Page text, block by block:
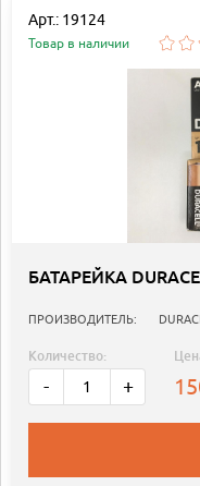
Арт.: 19124
Товар в наличии
БАТАРЕЙКА
ПРОИЗВОДИТЕЛЬ:
Количество:
- +